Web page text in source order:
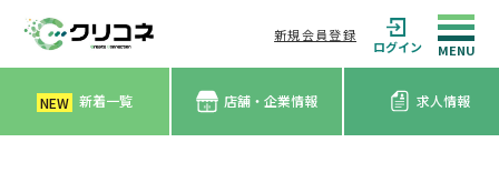
新規会員登録
ログイン
NEW 新着一覧 店舗・企業情報 求人情報